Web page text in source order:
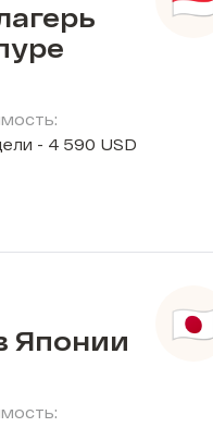
- 4 590 USD
Японии